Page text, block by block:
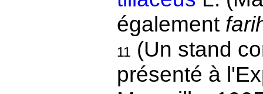
également
11 (Un stand
présenté à